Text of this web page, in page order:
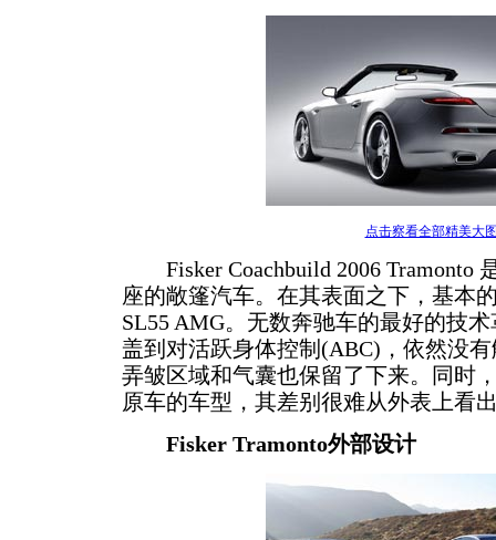
点击察看全部精美大
Fisker Coachbuild 2006 Tramonto
座的敞篷汽车。在其表面之下，基
SL55 AMG。无数奔驰车的最好的技
盖到对活跃身体控制(ABC)，依然没
弄皱区域和气囊也保留了下来。同时
原车的车型，其差别很难从外表上看
Fisker Tramonto外部设计